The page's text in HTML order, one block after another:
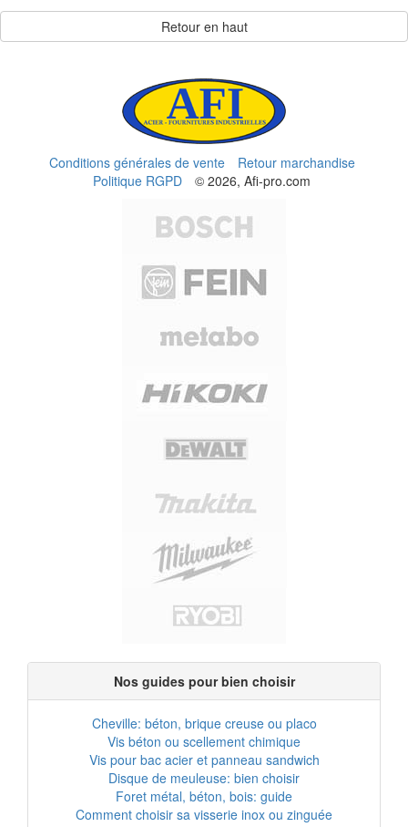
Retour en haut
Conditions générales de vente
Retour marchandise
Politique RGPD
© 2026, Afi-pro.com
Nos guides pour bien choisir
Cheville: béton, brique creuse ou placo
Vis béton ou scellement chimique
Vis pour bac acier et panneau sandwich
Disque de meuleuse: bien choisir
Foret métal, béton, bois: guide
Comment choisir sa visserie inox ou zinguée